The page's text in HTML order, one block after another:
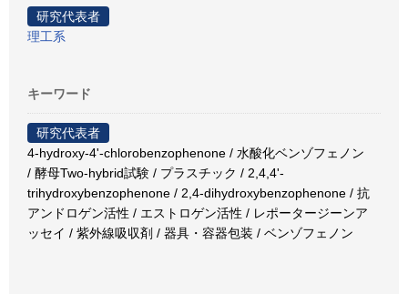
研究代表者
理工系
キーワード
研究代表者
4-hydroxy-4'-chlorobenzophenone / 水酸化ベンゾフェノン
/ 酵母Two-hybrid試験 / プラスチック / 2,4,4'-
trihydroxybenzophenone / 2,4-dihydroxybenzophenone / 抗
アンドロゲン活性 / エストロゲン活性 / レポータージーンア
ッセイ / 紫外線吸収剤 / 器具・容器包装 / ベンゾフェノン